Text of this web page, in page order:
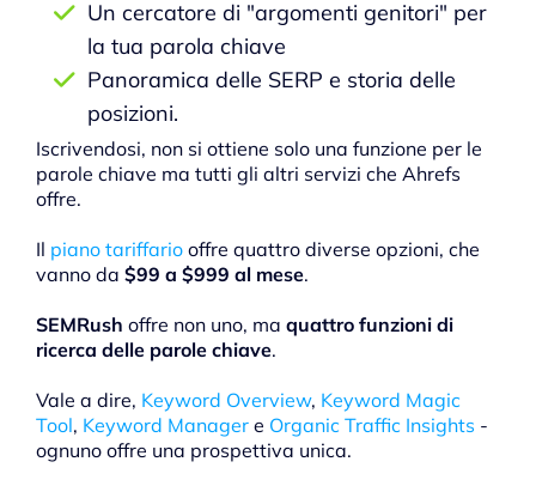
Un cercatore di "argomenti genitori" per
la tua parola chiave
Panoramica delle SERP e storia delle
posizioni.
Iscrivendosi, non si ottiene solo una funzione per le
parole chiave ma tutti gli altri servizi che Ahrefs
offre.
Il piano tariffario offre quattro diverse opzioni, che
vanno da $99 a $999 al mese.
SEMRush offre non uno, ma quattro funzioni di
ricerca delle parole chiave.
Vale a dire, Keyword Overview, Keyword Magic
Tool, Keyword Manager e Organic Traffic Insights -
ognuno offre una prospettiva unica.